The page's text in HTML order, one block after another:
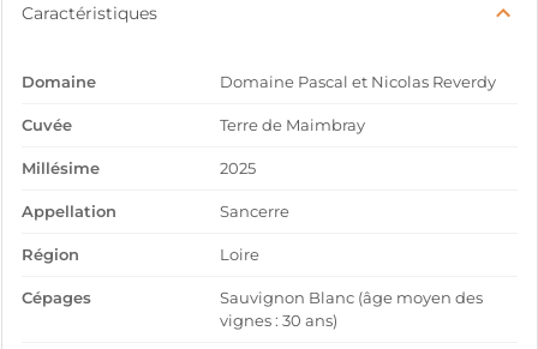
Caractéristiques
Domaine Domaine Pascal et Nicolas Reverdy
Cuvée Terre de Maimbray
Millésime 2025
Appellation Sancerre
Région Loire
Cépages
Sauvignon Blanc (âge moyen des
vignes : 30 ans)